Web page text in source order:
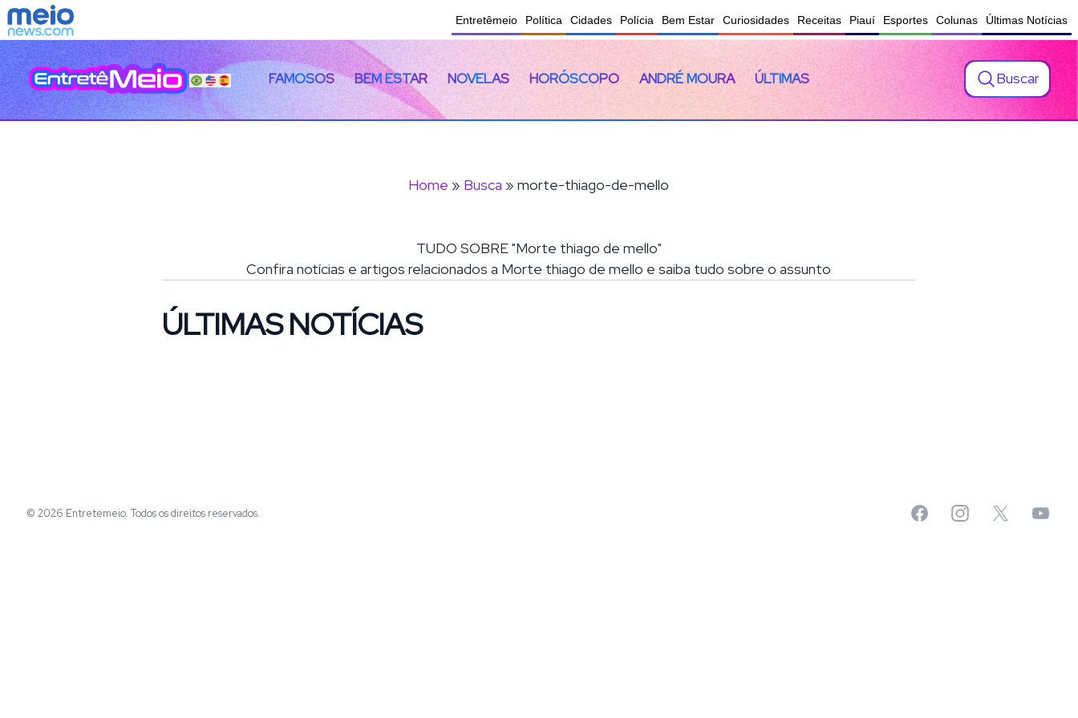
Entretêmeio Política Cidades Polícia Bem Estar Curiosidades Receitas Piauí Esportes Colunas Últimas Notícias
FAMOSOS BEM ESTAR NOVELAS HORÓSCOPO ANDRÉ MOURA ÚLTIMAS Buscar
Home » Busca » morte-thiago-de-mello
TUDO SOBRE "Morte thiago de mello"
Confira notícias e artigos relacionados a Morte thiago de mello e saiba tudo sobre o assunto
ÚLTIMAS NOTÍCIAS
FacebookInstagram
X
© 2026 Entretemeio. Todos os direitos reservados.